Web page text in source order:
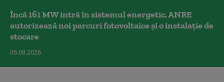
Încă 161 MW intră în sistemul energetic. ANRE
autorizează noi parcuri fotovoltaice și o instalație de
stocare
06.08.2026